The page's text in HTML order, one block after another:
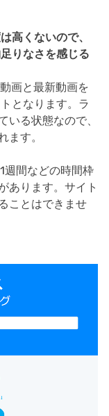
高くないので、
りなさを感じる
画と最新動画を
となります。ラ
いる状態なので、
ます。
週間などの時間枠
あります。サイト
ことはできませ